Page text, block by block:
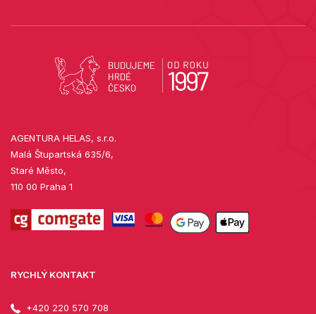
AGENTURA HELAS, s.r.o.
Malá Štupartská 635/6,
Staré Město,
110 00 Praha 1
RYCHLÝ KONTAKT
+420 220 570 708